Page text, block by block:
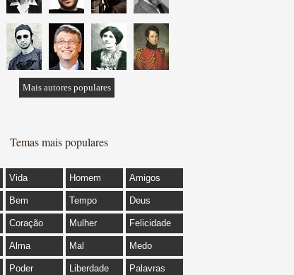
Mais autores populares
Temas mais populares
Vida Homem Amigos
Bem Tempo Deus
Coração Mulher Felicidade
Alma Mal Medo
Poder Liberdade Palavras